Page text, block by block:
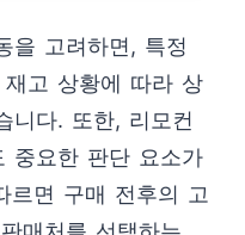
을 고려하면, 특정
고 상황에 따라 상
니다. 또한, 리모컨
중요한 판단 요소가
르면 구매 전후의 고